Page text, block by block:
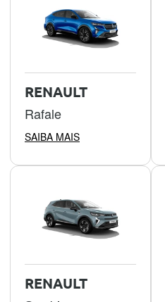
RENAULT
Rafale
SAIBA MAIS
RENAULT